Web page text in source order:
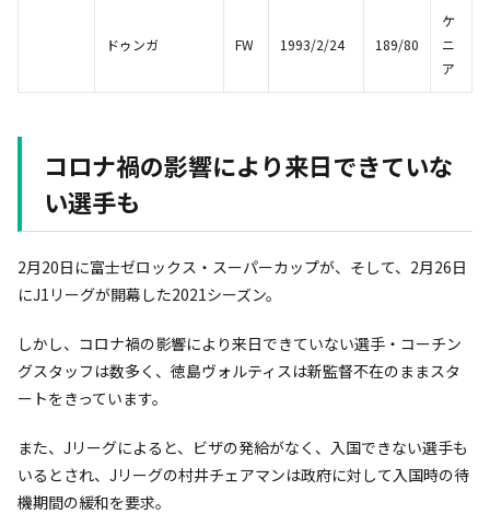
ドゥンガ FW 1993/2/24 189/80
ケ
ニ
ア
コロナ禍の影響により来日できていな
い選手も
2月20日に富士ゼロックス・スーパーカップが、そして、2月26日
にJ1リーグが開幕した2021シーズン。
しかし、コロナ禍の影響により来日できていない選手・コーチン
グスタッフは数多く、徳島ヴォルティスは新監督不在のままスタ
ートをきっています。
また、Jリーグによると、ビザの発給がなく、入国できない選手も
いるとされ、Jリーグの村井チェアマンは政府に対して入国時の待
機期間の緩和を要求。